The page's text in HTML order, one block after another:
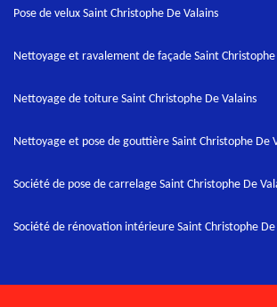
Pose de velux Saint Christophe De Valains
Nettoyage et ravalement de façade Saint Christophe
Nettoyage de toiture Saint Christophe De Valains
Nettoyage et pose de gouttière Saint Christophe De
Société de pose de carrelage Saint Christophe De
Société de rénovation intérieure Saint Christophe De